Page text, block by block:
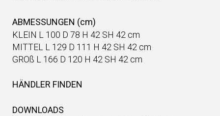
ABMESSUNGEN (cm)
KLEIN L 100 D 78 H 42 SH 42 cm
MITTEL L 129 D 111 H 42 SH 42 cm
GROß L 166 D 120 H 42 SH 42 cm
HÄNDLER FINDEN
DOWNLOADS